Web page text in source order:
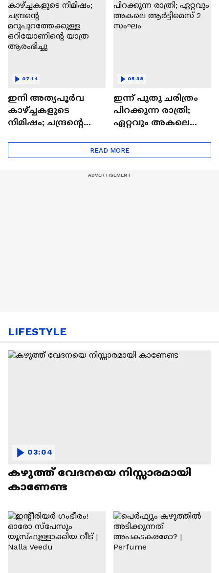
ഇനി അത്യപൂര്‍വ
കാഴ്ച്ചകളുടെ
നിമിഷം; ചന്ദ്രന്റെ
ഒറിയോണിന്റെ യാത്ര
ആരംഭിച്ചു
07:14
ഇന്ന് പുതു ചരിത്രം
പിറക്കുന്ന രാത്രി;
ഏറ്റവും അകലെ
05:38
READ MORE
LIFESTYLE
കഴുത്ത് വേദനയെ നിസ്സാരമായി
കാണേണ്ട
03:04